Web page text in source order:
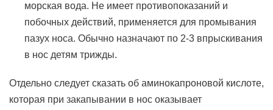
морская вода. Не имеет противопоказаний и
побочных действий, применяется для промывания
пазух носа. Обычно назначают по 2-3 впрыскивания
в нос детям трижды.
Отдельно следует сказать об аминокапроновой кислоте,
которая при закапывании в нос оказывает